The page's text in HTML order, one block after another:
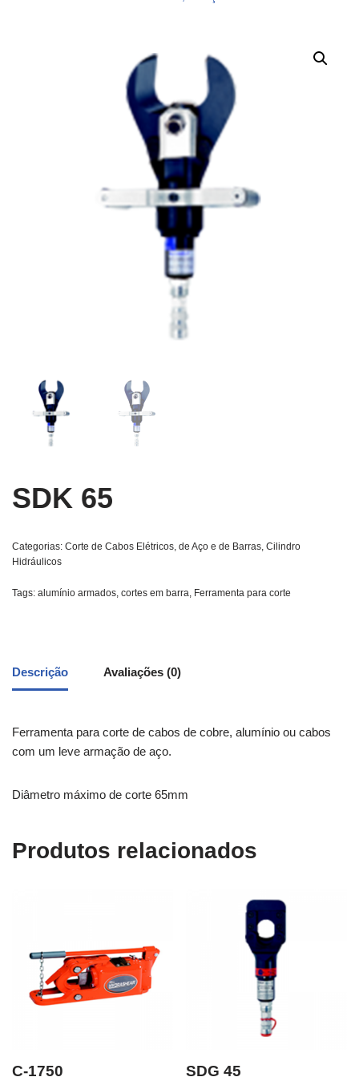
SDK 65
Categorias: Corte de Cabos Elétricos, de Aço e de Barras Cilindro
Hidráulicos
Tags: alumínio armados cortes em barra Ferramenta para corte
Descrição Avaliações (0)
Ferramenta para corte de cabos de cobre, alumínio ou cabos
com um leve armação de aço.
Diâmetro máximo de corte 65mm
Produtos relacionados
C-1750 SDG 45